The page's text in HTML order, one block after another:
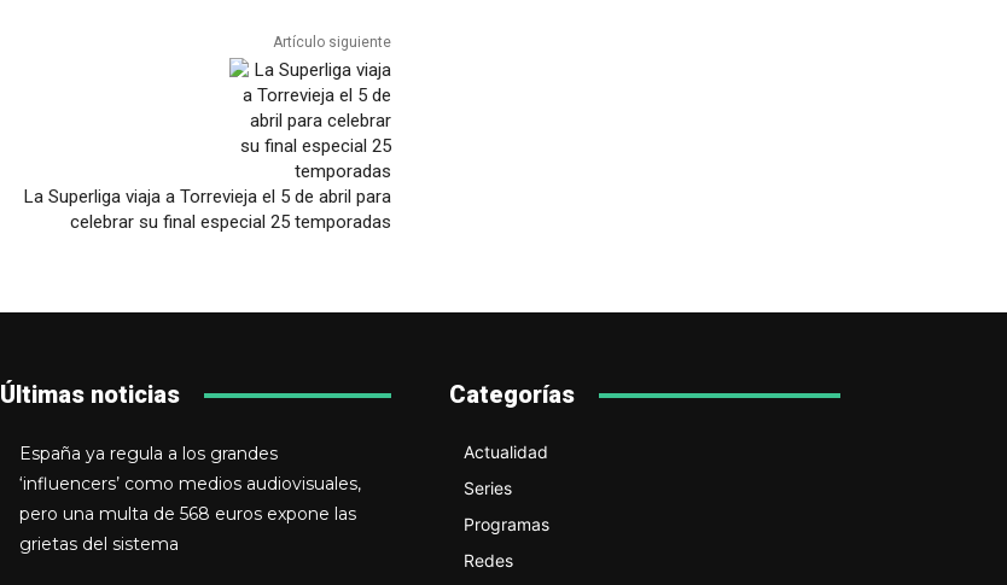
Artículo siguiente
La Superliga viaja a Torrevieja el 5 de abril para
celebrar su final especial 25 temporadas
Últimas noticias
España ya regula a los grandes
‘influencers’ como medios audiovisuales,
pero una multa de 568 euros expone las
grietas del sistema
Categorías
Actualidad
Series
Programas
Redes